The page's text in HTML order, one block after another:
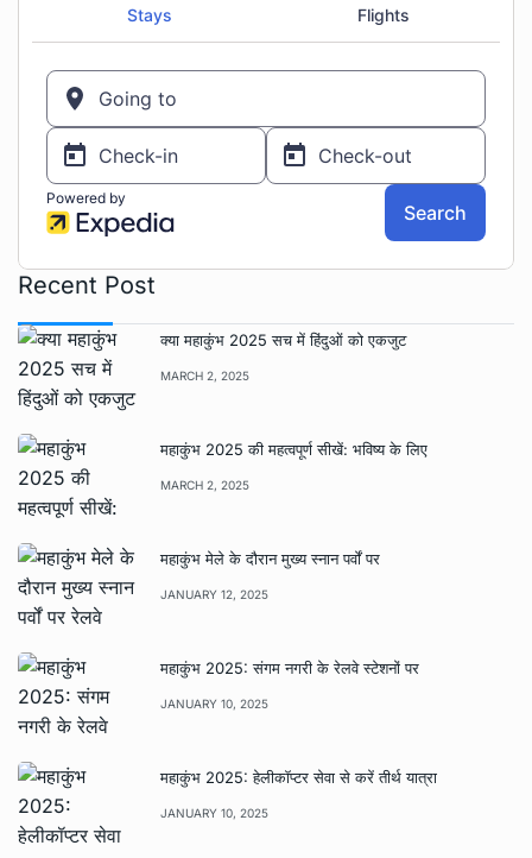
Recent Post
क्या महाकुंभ 2025 सच में हिंदुओं को एकजुट
MARCH 2, 2025
महाकुंभ 2025 की महत्वपूर्ण सीखें: भविष्य के लिए
MARCH 2, 2025
महाकुंभ मेले के दौरान मुख्य स्नान पर्वों पर
JANUARY 12, 2025
महाकुंभ 2025: संगम नगरी के रेलवे स्टेशनों पर
JANUARY 10, 2025
महाकुंभ 2025: हेलीकॉप्टर सेवा से करें तीर्थ यात्रा
JANUARY 10, 2025